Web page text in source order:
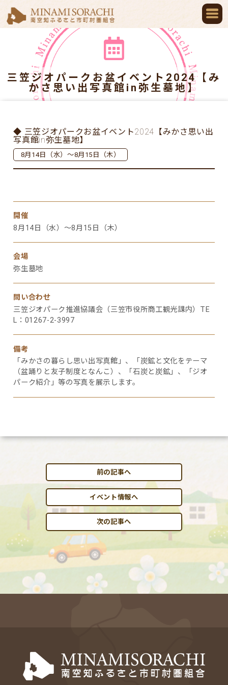
三笠ジオパークお盆イベント2024【み
かさ思い出写真館in弥生墓地】
◆ 三笠ジオパークお盆イベント2024【みかさ思い出
写真館in弥生墓地】
8月14日（水）～8月15日（木）
開催
8月14日（水）～8月15日（木）
会場
弥生墓地
問い合わせ
三笠ジオパーク推進協議会（三笠市役所商工観光課内）TE
L：01267-2-3997
備考
「みかさの暮らし思い出写真館」、「炭鉱と文化をテーマ
（盆踊りと友子制度となんこ）、「石炭と炭鉱」、「ジオ
パーク紹介」等の写真を展示します。
前の記事へ
イベント情報へ
次の記事へ